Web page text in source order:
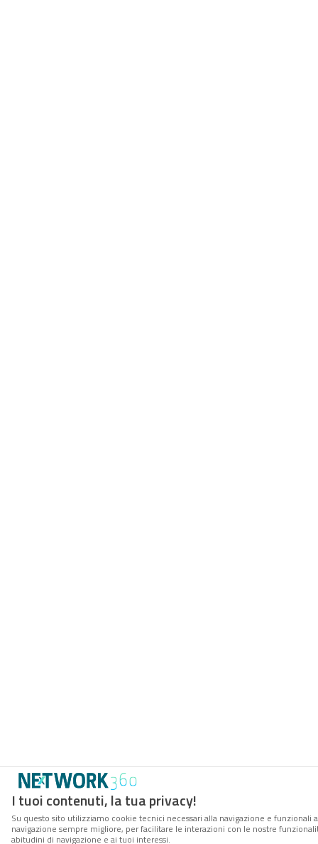
I tuoi contenuti, la tua privacy!
Su questo sito utilizziamo cookie tecnici necessari alla navigazione e
navigazione sempre migliore, per facilitare le interazioni con le nostre
abitudini di navigazione e ai tuoi interessi.